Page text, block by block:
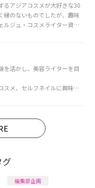
るアジアコスメが大好きな30
縁のないものでしたが、趣味
ルジュ・コスメライター資格
ジコンサルティングも行っ
を活かし、美容ライターを目
スメ、セルフネイルに興味が
編集部企画